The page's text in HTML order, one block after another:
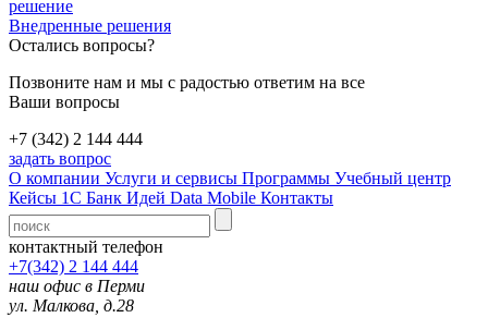
решение
Внедренные решения
Остались вопросы?
Позвоните нам и мы с радостью ответим на все
Ваши вопросы
+7 (342) 2 144 444
задать вопрос
О компании Услуги и сервисы Программы Учебный центр
Кейсы 1С Банк Идей Data Mobile Контакты
контактный телефон
+7(342) 2 144 444
наш офис в Перми
ул. Малкова, д.28